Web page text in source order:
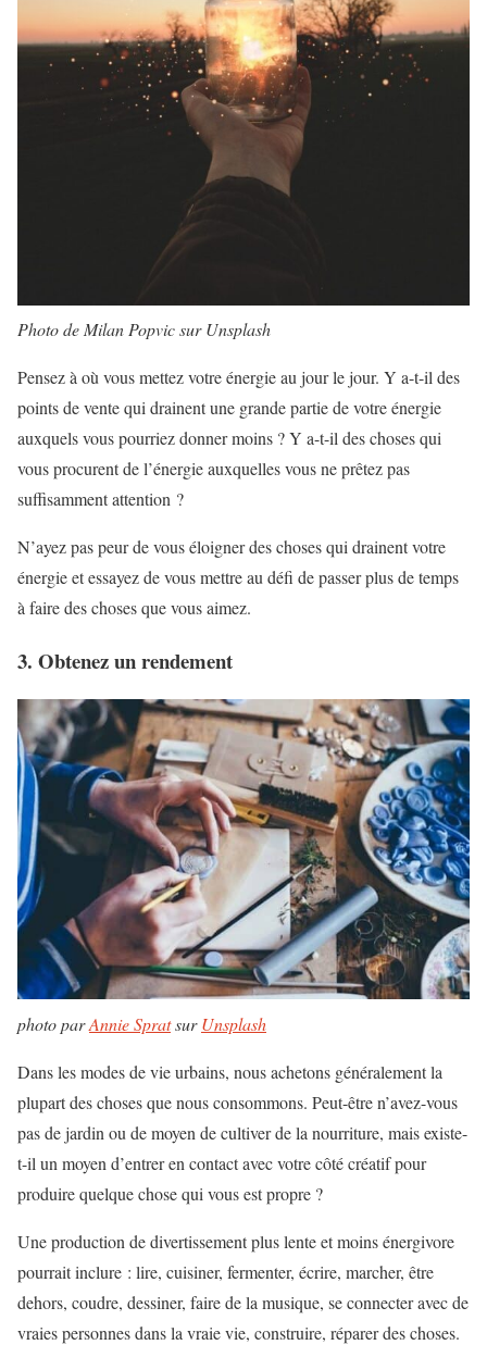
Photo de Milan Popvic sur Unsplash
Pensez à où vous mettez votre énergie au jour le jour. Y a-t-il des
points de vente qui drainent une grande partie de votre énergie
auxquels vous pourriez donner moins ? Y a-t-il des choses qui
vous procurent de l’énergie auxquelles vous ne prêtez pas
suffisamment attention ?
N’ayez pas peur de vous éloigner des choses qui drainent votre
énergie et essayez de vous mettre au défi de passer plus de temps
à faire des choses que vous aimez.
3. Obtenez un rendement
photo parAnnie SpratsurUnsplash
Dans les modes de vie urbains, nous achetons généralement la
plupart des choses que nous consommons. Peut-être n’avez-vous
pas de jardin ou de moyen de cultiver de la nourriture, mais existe-
t-il un moyen d’entrer en contact avec votre côté créatif pour
produire quelque chose qui vous est propre ?
Une production de divertissement plus lente et moins énergivore
pourrait inclure : lire, cuisiner, fermenter, écrire, marcher, être
dehors, coudre, dessiner, faire de la musique, se connecter avec de
vraies personnes dans la vraie vie, construire, réparer des choses.